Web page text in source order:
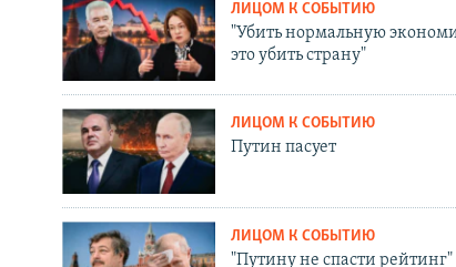
ЛИЦОМ К СОБЫТИЮ
"Убить нормальную
это убить страну"
ЛИЦОМ К СОБЫТИЮ
Путин пасует
ЛИЦОМ К СОБЫТИЮ
"Путину не спасти рейтинг"